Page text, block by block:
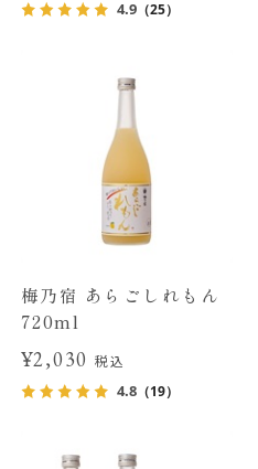
4.9（25）
梅乃宿 あらごしれもん
720ml
¥2,030税込
4.8（19）